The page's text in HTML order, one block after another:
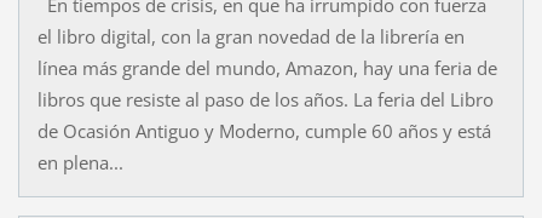
En tiempos de crisis, en que ha irrumpido con fuerza
el libro digital, con la gran novedad de la librería en
línea más grande del mundo, Amazon, hay una feria de
libros que resiste al paso de los años. La feria del Libro
de Ocasión Antiguo y Moderno, cumple 60 años y está
en plena...